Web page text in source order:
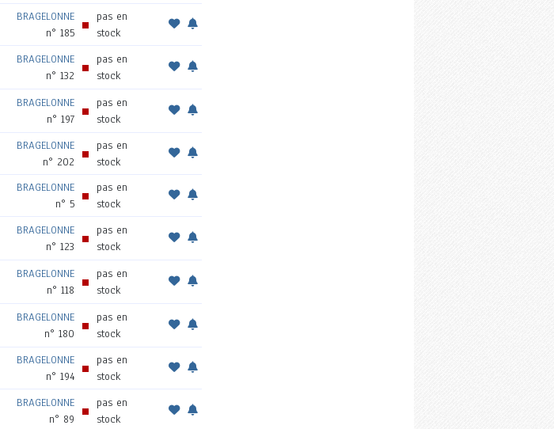
BRAGELONNE
n° 185
pas en
stock
BRAGELONNE
n° 132
pas en
stock
BRAGELONNE
n° 197
pas en
stock
BRAGELONNE
n° 202
pas en
stock
BRAGELONNE
n° 5
pas en
stock
BRAGELONNE
n° 123
pas en
stock
BRAGELONNE
n° 118
pas en
stock
BRAGELONNE
n° 180
pas en
stock
BRAGELONNE
n° 194
pas en
stock
BRAGELONNE
n° 89
pas en
stock